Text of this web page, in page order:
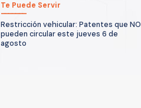
Te Puede Servir
Restricción vehicular: Patentes que NO
pueden circular este jueves 6 de
agosto